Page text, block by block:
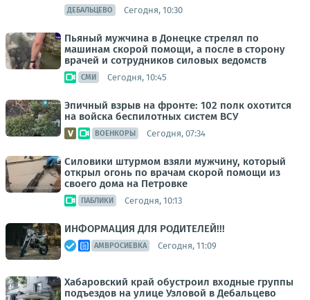
ДЕБАЛЬЦЕВО Сегодня, 10:30
Пьяный мужчина в Донецке стрелял по
машинам скорой помощи, а после в сторону
врачей и сотрудников силовых ведомств
СМИ Сегодня, 10:45
Эпичный взрыв на фронте: 102 полк охотится
на войска беспилотных систем ВСУ
ВОЕНКОРЫ Сегодня, 07:34
Силовики штурмом взяли мужчину, который
открыл огонь по врачам скорой помощи из
своего дома на Петровке
ПАБЛИКИ Сегодня, 10:13
ИНФОРМАЦИЯ ДЛЯ РОДИТЕЛЕЙ!!!
АМВРОСИЕВКА Сегодня, 11:09
Хабаровский край обустроил входные группы
подъездов на улице Узловой в Дебальцево